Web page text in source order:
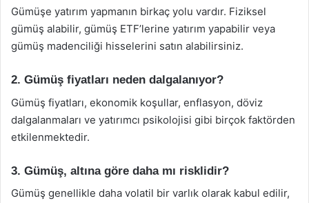
Gümüşe yatırım yapmanın birkaç yolu vardır. Fiziksel
gümüş alabilir, gümüş ETF’lerine yatırım yapabilir veya
gümüş madenciliği hisselerini satın alabilirsiniz.
2. Gümüş fiyatları neden dalgalanıyor?
Gümüş fiyatları, ekonomik koşullar, enflasyon, döviz
dalgalanmaları ve yatırımcı psikolojisi gibi birçok faktörden
etkilenmektedir.
3. Gümüş, altına göre daha mı risklidir?
Gümüş genellikle daha volatil bir varlık olarak kabul edilir,